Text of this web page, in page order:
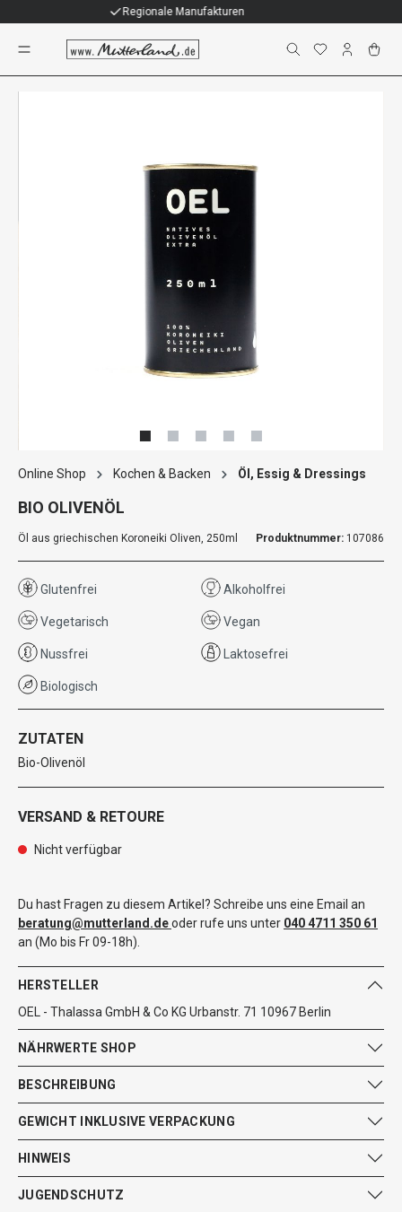
Individuelle Geschenke
Online Shop Kochen & Backen Öl, Essig & Dressings
BIO OLIVENÖL
Öl aus griechischen Koroneiki Oliven, 250ml Produktnummer: 107086
Glutenfrei Alkoholfrei
Vegetarisch Vegan
Nussfrei Laktosefrei
Biologisch
ZUTATEN
Bio-Olivenöl
VERSAND & RETOURE
Nicht verfügbar
Du hast Fragen zu diesem Artikel? Schreibe uns eine Email an
beratung@mutterland.deoder rufe uns unter 040 4711 350 61
an (Mo bis Fr 09-18h).
HERSTELLER
OEL - Thalassa GmbH & Co KG Urbanstr. 71 10967 Berlin
NÄHRWERTE SHOP
BESCHREIBUNG
GEWICHT INKLUSIVE VERPACKUNG
HINWEIS
JUGENDSCHUTZ